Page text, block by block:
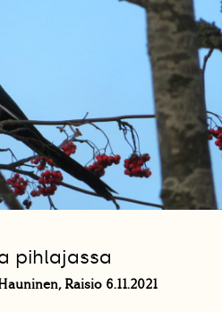
pihlajassa
Raisio 6.11.2021